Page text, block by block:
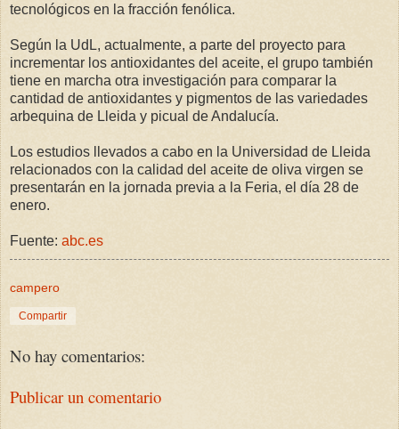
tecnológicos en la fracción fenólica.
Según la UdL, actualmente, a parte del proyecto para
incrementar los antioxidantes del aceite, el grupo también
tiene en marcha otra investigación para comparar la
cantidad de antioxidantes y pigmentos de las variedades
arbequina de Lleida y picual de Andalucía.
Los estudios llevados a cabo en la Universidad de Lleida
relacionados con la calidad del aceite de oliva virgen se
presentarán en la jornada previa a la Feria, el día 28 de
enero.
Fuente: abc.es
campero
Compartir
No hay comentarios:
Publicar un comentario